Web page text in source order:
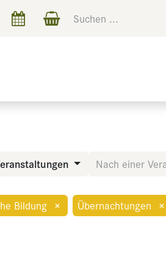
Bildung × Übernachtungen ×